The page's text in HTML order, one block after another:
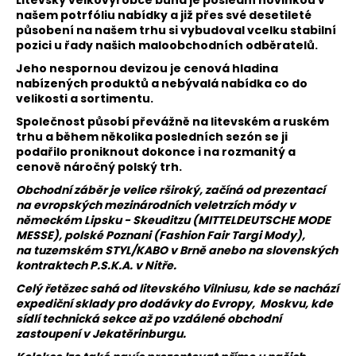
našem potrfóliu nabídky a již přes své desetileté
působení na našem trhu si vybudoval vcelku stabilní
pozici u řady našich maloobchodních odběratelů.
Jeho nespornou devizou je cenová hladina
nabízených produktů a nebývalá nabídka co do
velikosti a sortimentu.
Společnost působí převážně na litevském a ruském
trhu a během několika posledních sezón se ji
podařilo proniknout dokonce i na rozmanitý a
cenově náročný polský trh.
Obchodní záběr je velice rširoký, začíná od prezentací
na evropských mezinárodních veletrzích módy v
německém Lipsku - Skeuditzu (MITTELDEUTSCHE MODE
MESSE), polské Poznani (Fashion Fair Targi Mody),
na tuzemském STYL/KABO v Brně anebo na slovenských
kontraktech P.S.K.A. v Nitře.
Celý řetězec sahá od litevského Vilniusu, kde se nachází
expediční sklady pro dodávky do Evropy, Moskvu, kde
sídlí technická sekce až po vzdálené obchodní
zastoupení v Jekatěrinburgu.
a
j
í
t
?
HLEDAT